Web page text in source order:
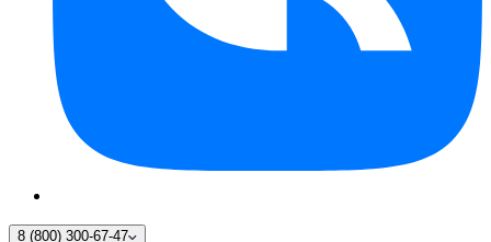
8 (800) 300-67-47